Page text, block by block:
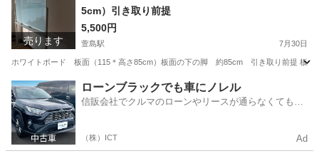
売ります
5cm）引き取り前提
5,500円
萱島駅 7月30日
ホワイトボード 板面（115＊高さ85cm）板面の下の脚 約85cm 引き取り前提 板面
大阪 門真市 萱島駅 オフィス用家具
ローンブラックでも車にノレル
信販会社でクルマのローンやリースが通らなくてもク
（株）ICT Ad